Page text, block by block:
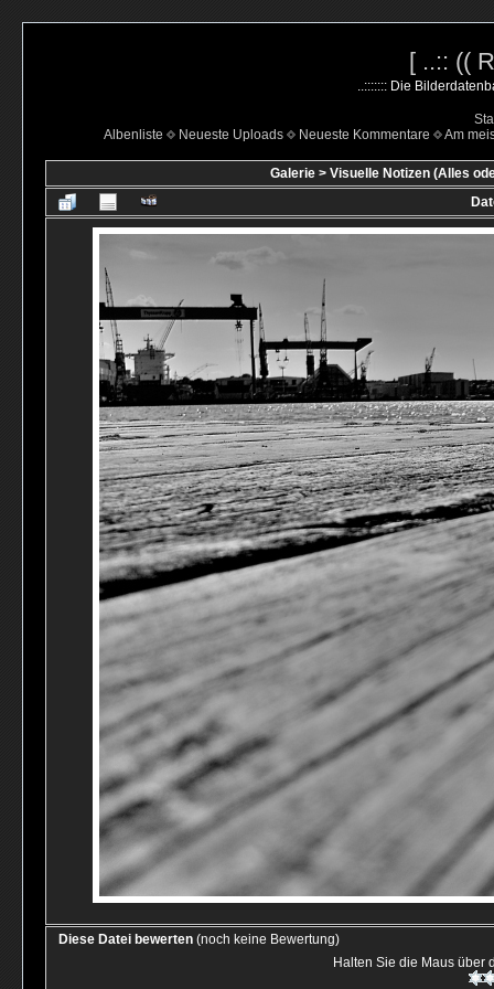
[ ..:: ((
..::::::: Die
Albenliste
Neueste Uploads Neueste Kommentare Am
Galerie> Visuelle Notizen (Alles
Diese Datei bewerten (noch keine Bewertung)
Halten Sie die Maus über